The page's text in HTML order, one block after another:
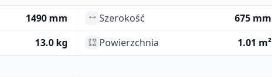
1490 mm Szerokość 675 mm
13.0 kg Powierzchnia 1.01 m²